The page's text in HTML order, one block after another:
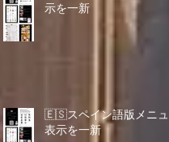
示を一新
🇪🇸スペイン語版メニュ
表示を一新